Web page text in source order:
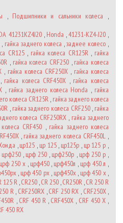
, Подшипники и сальники колеса ,
41231KZ4J20, Honda ,41231-KZ4-J20,
, гайка заднего колеса ,заднее колесо,
CR125, гайка колеса CR125R, гайка
, гайка колеса CRF250 , гайка колеса
, гайка колеса CRF250X , гайка колеса
, гайка колеса CRF450X , гайка колеса
, гайка заднего колеса Honda , гайка
колеса CR125R , гайка заднего колеса
, гайка заднего колеса CRF250, гайка
колеса CRF250RX, гайка заднего
CRF450 , гайка заднего колеса
, гайка заднего колеса CRF450L,
,цр125 , цр 125, цр125р , цр 125 р ,
црф250, црф 250 , црф250р , црф 250 р,
црф 250 х, црф450, црф450л , црф 450 л ,
, црф 450 рх, црф450х, црф 450 х,
125 R ,CR250 ,CR 250 ,CR250R ,CR 250 R
R, CRF250RX ,CRF 250 RX , CRF250X,
, CRF 450 R , CRF450X , CRF 450 X,
450 RX